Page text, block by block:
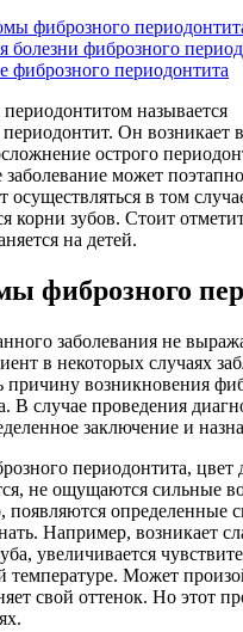
фиброзного
болезни фиброзного
фиброзного периодонтита
называется
Он возникает
острого
заболевание может
осуществляться в том
корни зубов. Стоит
на детей.
фиброзного
заболевания не
в некоторых случаях
причину возникновения
В случае проведения
заключение и
периодонтита, цвет
не ощущаются сильные
появляются определенные
Например, возникает
увеличивается
температуре. Может
свой оттенок. Но этот